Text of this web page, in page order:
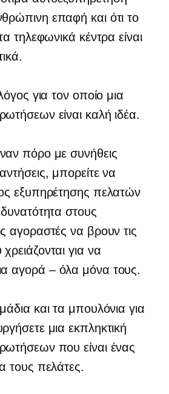
επαφή και ότι το
τηλεφωνικά κέντρα είναι
για τον οποίο μια
είναι καλή ιδέα.
πόρο με συνήθεις
μπορείτε να
εξυπηρέτησης πελατών
στους
αγοραστές να βρουν τις
για να
αγορά – όλα μόνα τους.
και τα μπουλόνια για
μια εκπληκτική
που είναι ένας
τους πελάτες.